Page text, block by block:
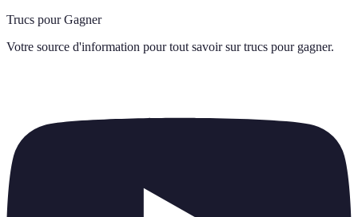
Trucs pour Gagner
Votre source d'information pour tout savoir sur trucs pour gagner.